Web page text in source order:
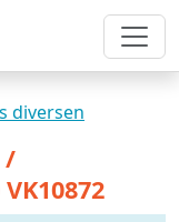
diversen
/